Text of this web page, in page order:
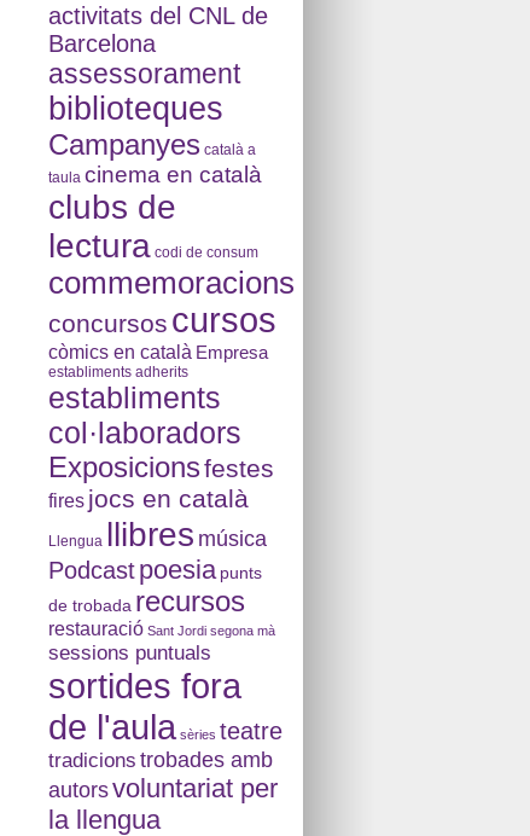
activitats del CNL de
Barcelona
assessorament
biblioteques
Campanyes català a
taula cinema en català
clubs de
lectura codi de consum
commemoracions
concursos cursos
còmics en català Empresa
establiments adherits
establiments
col·laboradors
Exposicionsfestes
fires jocs en català
Llengua llibres música
Podcast poesia punts
de trobada recursos
restauració Sant Jordi segona mà
sessions puntuals
sortides fora
de l'aula sèries teatre
tradicions trobades amb
autorsvoluntariat per
la llengua